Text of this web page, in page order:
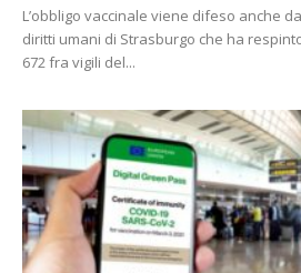
L’obbligo vaccinale viene difeso anche
diritti umani di Strasburgo che ha
672 fra vigili del...